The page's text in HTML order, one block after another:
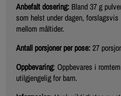
Anbefalt dosering: Bland 37 g
som helst under dagen,
mellom måltider.
Antall porsjoner per pose:27
Oppbevaring: Oppbevares i
utilgjengelig for barn.